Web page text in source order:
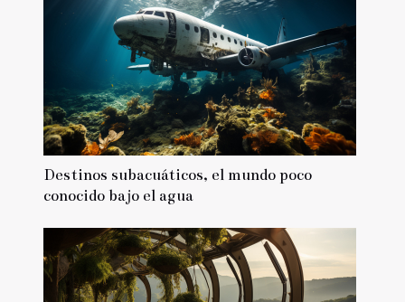
Destinos subacuáticos, el mundo poco
conocido bajo el agua